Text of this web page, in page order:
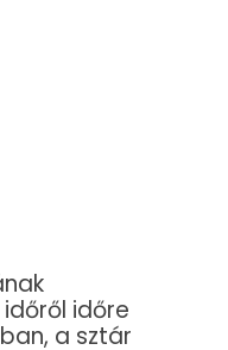
időre
a sztár